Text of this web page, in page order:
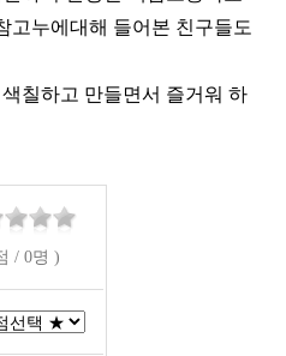
고누에대해 들어본 친구들도
칠하고 만들면서 즐거워 하
/ 0명 )